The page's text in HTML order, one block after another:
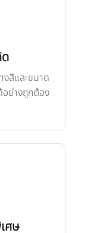
งสีและขนาด
อย่างถูกต้อง
ศษ